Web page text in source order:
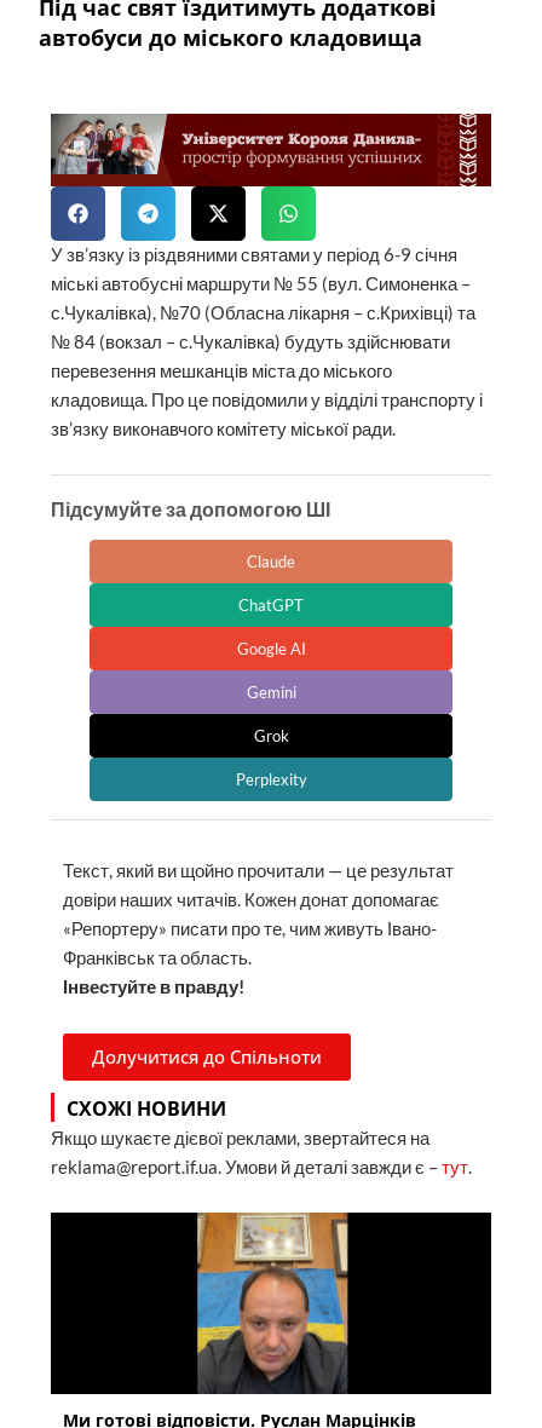
Під час свят їздитимуть додаткові
автобуси до міського кладовища
У зв’язку із різдвяними святами у період 6-9 січня
міські автобусні маршрути № 55 (вул. Симоненка –
с.Чукалівка), №70 (Обласна лікарня – с.Крихівці) та
№ 84 (вокзал – с.Чукалівка) будуть здійснювати
перевезення мешканців міста до міського
кладовища. Про це повідомили у відділі транспорту і
зв’язку виконавчого комітету міської ради.
Підсумуйте за допомогою ШІ
Claude
ChatGPT
Google AI
Gemini
Grok
Perplexity
Текст, який ви щойно прочитали — це результат
довіри наших читачів. Кожен донат допомагає
«Репортеру» писати про те, чим живуть Івано-
Франківськ та область.
Інвестуйте в правду!
Долучитися до Спільноти
СХОЖІ НОВИНИ
Якщо шукаєте дієвої реклами, звертайтеся на
reklama@report.if.ua. Умови й деталі завжди є –тут.
Ми готові відповісти. Руслан Марцінків